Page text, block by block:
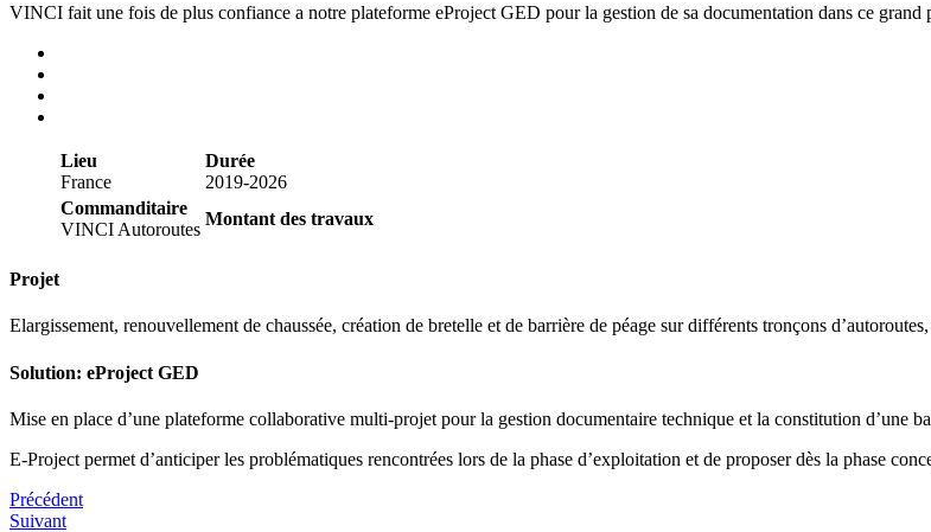
VINCI fait une fois de plus confiance a notre plateforme eProject GED pour la gestion de sa documentation dans ce grand
Lieu
France
Durée
2019-2026
Commanditaire
VINCI Autoroutes
Montant des travaux
Projet
Elargissement, renouvellement de chaussée, création de bretelle et de barrière de péage sur différents tronçons
Solution: eProject GED
Mise en place d’une plateforme collaborative multi-projet pour la gestion documentaire technique et la constitution d’une
E-Project permet d’anticiper les problématiques rencontrées lors de la phase d’exploitation et de proposer dès la phase
Précédent
Suivant